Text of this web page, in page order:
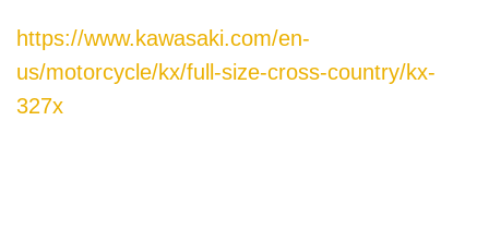
https://www.kawasaki.com/en-
us/motorcycle/kx/full-size-cross-country/kx-
327x